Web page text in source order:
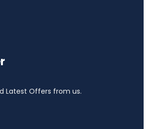
Latest Offers from us.